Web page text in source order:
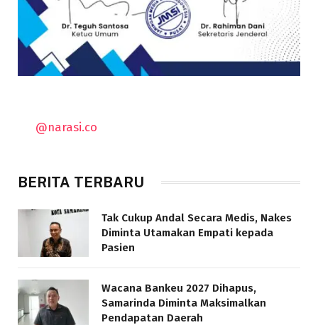
@narasi.co
BERITA TERBARU
Tak Cukup Andal Secara Medis, Nakes
Diminta Utamakan Empati kepada
Pasien
Wacana Bankeu 2027 Dihapus,
Samarinda Diminta Maksimalkan
Pendapatan Daerah